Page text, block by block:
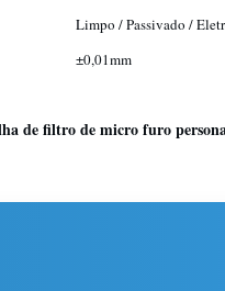
Limpo / Passivado /
±0,01mm
de filtro de micro furo